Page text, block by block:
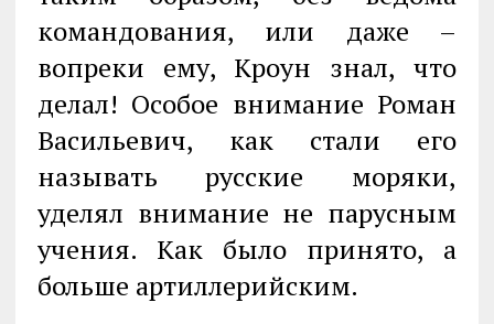
командования, или даже –
вопреки ему, Кроун знал, что
делал! Особое внимание Роман
Васильевич, как стали его
называть русские моряки,
уделял внимание не парусным
учения. Как было принято, а
больше артиллерийским.